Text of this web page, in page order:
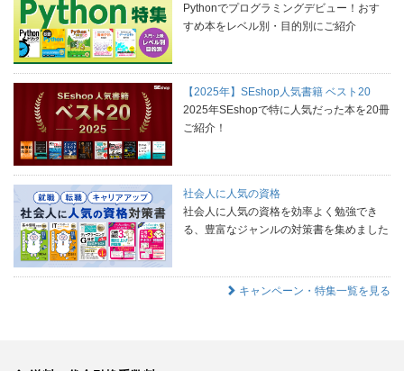
Pythonでプログラミングデビュー！おす
すめ本をレベル別・目的別にご紹介
【2025年】SEshop人気書籍 ベスト20
2025年SEshopで特に人気だった本を20冊
ご紹介！
社会人に人気の資格
社会人に人気の資格を効率よく勉強でき
る、豊富なジャンルの対策書を集めました
キャンペーン・特集一覧を見る